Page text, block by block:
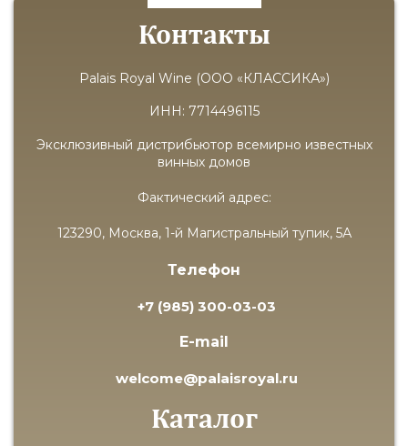
Контакты
Palais Royal Wine (ООО «КЛАССИКА»)
ИНН: 7714496115
Эксклюзивный дистрибьютор всемирно известных
винных домов
Фактический адрес:
123290, Москва, 1-й Магистральный тупик, 5А
Телефон
+7 (985) 300-03-03
E-mail
welcome@palaisroyal.ru
Каталог